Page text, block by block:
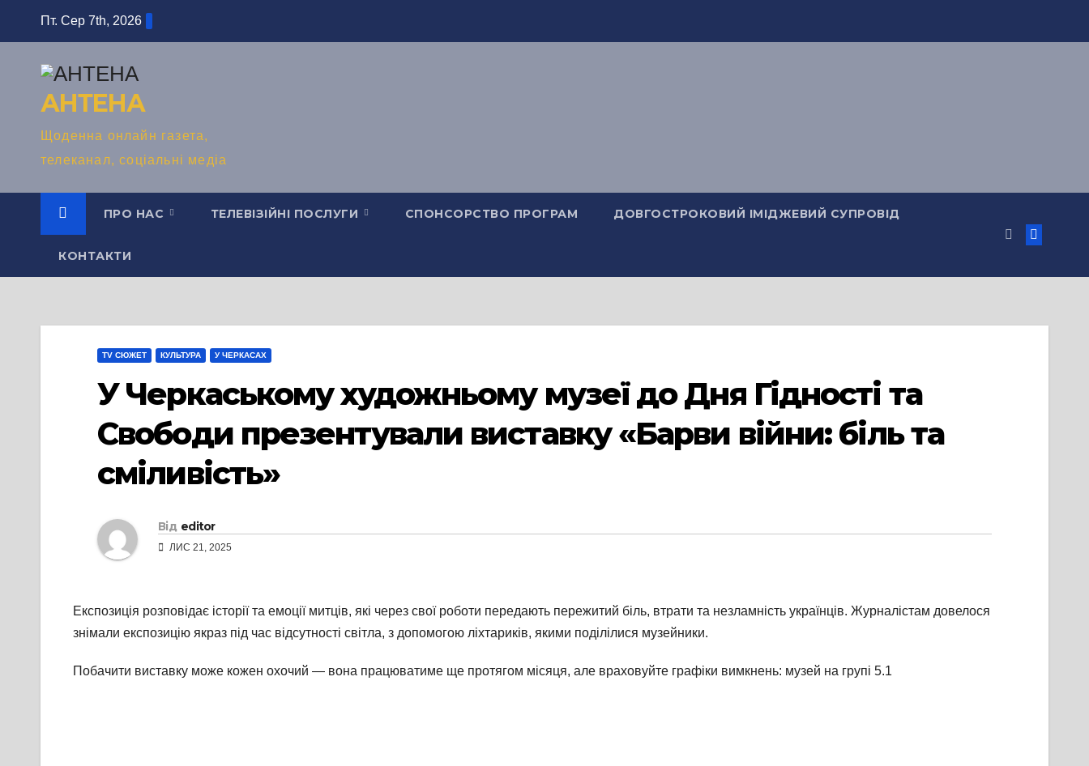
Пт. Сер 7th, 2026
АНТЕНА
Щоденна онлайн газета,
телеканал, соціальні медіа
ПРО НАС ТЕЛЕВІЗІЙНІ ПОСЛУГИ СПОНСОРСТВО ПРОГРАМ ДОВГОСТРОКОВИЙ ІМІДЖЕВИЙ СУПРОВІД
КОНТАКТИ
TV СЮЖЕТ КУЛЬТУРА У ЧЕРКАСАХ
У Черкаському художньому музеї до Дня Гідності та
Свободи презентували виставку «Барви війни: біль та
сміливість»
Від editor
ЛИС 21, 2025
Експозиція розповідає історії та емоції митців, які через свої роботи передають пережитий біль, втрати та незламність українців. Журналістам довелося
знімали експозицію якраз під час відсутності світла, з допомогою ліхтариків, якими поділілися музейники.
Побачити виставку може кожен охочий — вона працюватиме ще протягом місяця, але враховуйте графіки вимкнень: музей на групі 5.1